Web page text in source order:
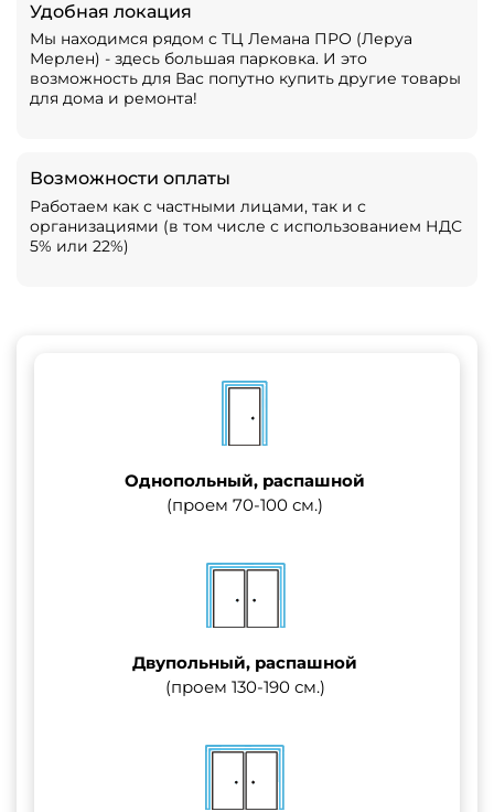
Удобная локация
Мы находимся рядом с ТЦ Лемана ПРО (Леруа
Мерлен) - здесь большая парковка. И это
возможность для Вас попутно купить другие товары
для дома и ремонта!
Возможности оплаты
Работаем как с частными лицами, так и с
организациями (в том числе с использованием НДС
5% или 22%)
Однопольный, распашной
(проем 70-100 см.)
Двупольный, распашной
(проем 130-190 см.)